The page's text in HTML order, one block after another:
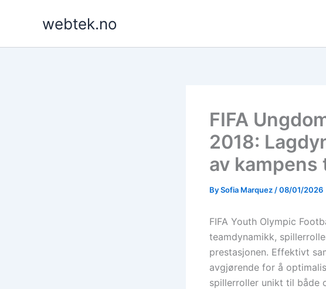
webtek.no
FIFA
2018:
av kampens
BySofia Marquez /08/01/2026
FIFA Youth Olympic
teamdynamikk,
prestasjonen. Effektivt
avgjørende for å
spillerroller unikt til både